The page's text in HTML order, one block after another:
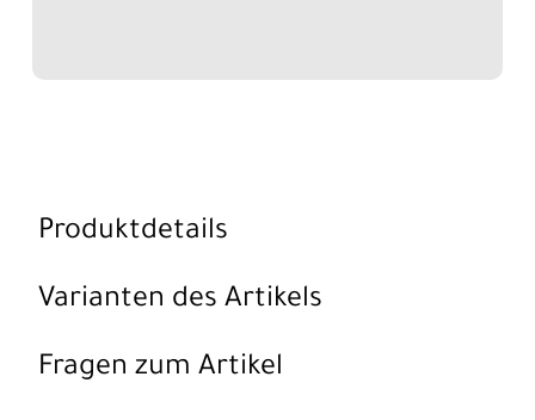
Produktdetails
Varianten des Artikels
Fragen zum Artikel